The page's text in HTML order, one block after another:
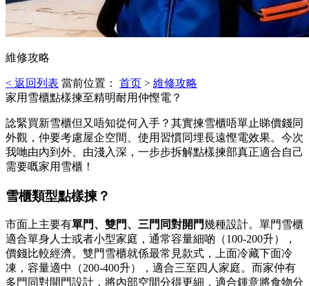
維修攻略
< 返回列表 當前位置： 首页 > 維修攻略
家用雪櫃點樣揀至精明耐用仲慳電？
諗緊買新雪櫃但又唔知從何入手？其實揀雪櫃唔單止睇價錢同
外觀，仲要考慮屋企空間、使用習慣同埋長遠慳電效果。今次
我哋由內到外、由淺入深，一步步拆解點樣揀部真正適合自己
需要嘅家用雪櫃！
雪櫃類型點樣揀？
市面上主要有單門、雙門、三門同對開門幾種設計。單門雪櫃
適合單身人士或者小型家庭，通常容量細啲（100-200升），
價錢比較經濟。雙門雪櫃就係最常見款式，上面冷藏下面冷
凍，容量適中（200-400升），適合三至四人家庭。而家仲有
多門同對開門設計，將內部空間分得更細，適合鍾意將食物分